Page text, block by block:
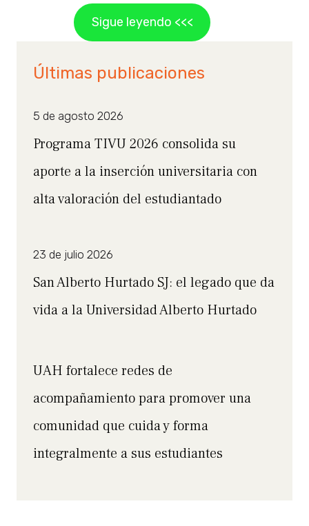
Sigue leyendo <<<
Últimas publicaciones
5 de agosto 2026
Programa TIVU 2026 consolida su
aporte a la inserción universitaria con
alta valoración del estudiantado
23 de julio 2026
San Alberto Hurtado SJ: el legado que da
vida a la Universidad Alberto Hurtado
UAH fortalece redes de
acompañamiento para promover una
comunidad que cuida y forma
integralmente a sus estudiantes